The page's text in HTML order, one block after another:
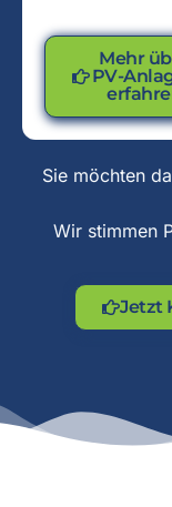
Mehr
PV-
Sie möchten
Wir stimmen
Jetzt